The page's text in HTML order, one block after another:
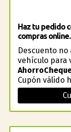
Haz tu pedido
compras online.
Descuento
vehículo para
Cupón válido